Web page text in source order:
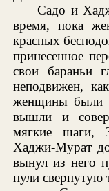
Садо и
время, пока
красных
принесенное
свои бараньи
неподвижен,
женщины были
вышли и
мягкие шаги,
Хаджи-Мурат
вынул из него
пули свернутую